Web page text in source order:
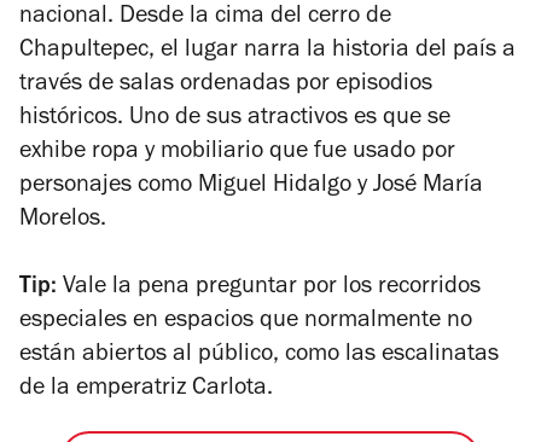
nacional. Desde la cima del cerro de
Chapultepec, el lugar narra la historia del país a
través de salas ordenadas por episodios
históricos. Uno de sus atractivos es que se
exhibe ropa y mobiliario que fue usado por
personajes como Miguel Hidalgo y José María
Morelos.
Tip: Vale la pena preguntar por los recorridos
especiales en espacios que normalmente no
están abiertos al público, como las escalinatas
de la emperatriz Carlota.